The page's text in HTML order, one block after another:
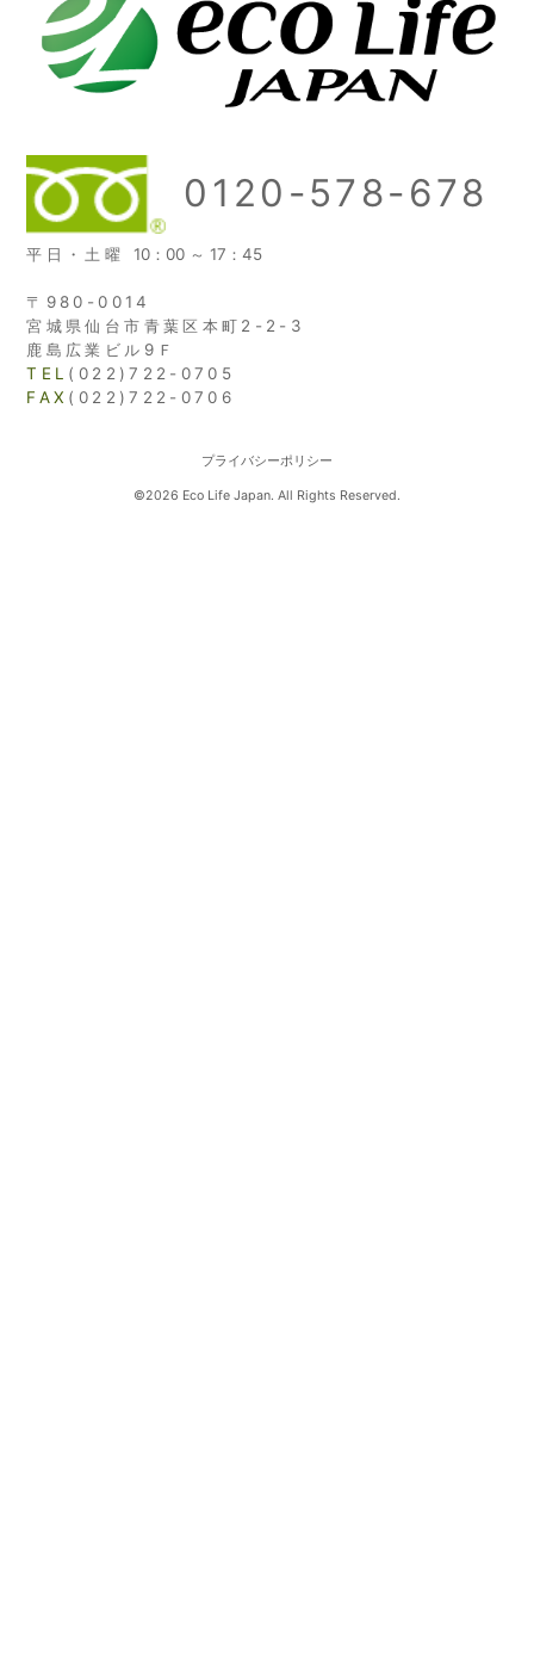
0120-578-678
平日・土曜 10：00 ～ 17：45
〒980-0014
宮城県仙台市青葉区本町2-2-3
鹿島広業ビル9Ｆ
TEL (022)722-0705
FAX (022)722-0706
プライバシーポリシー
©2026 Eco Life Japan. All Rights Reserved.